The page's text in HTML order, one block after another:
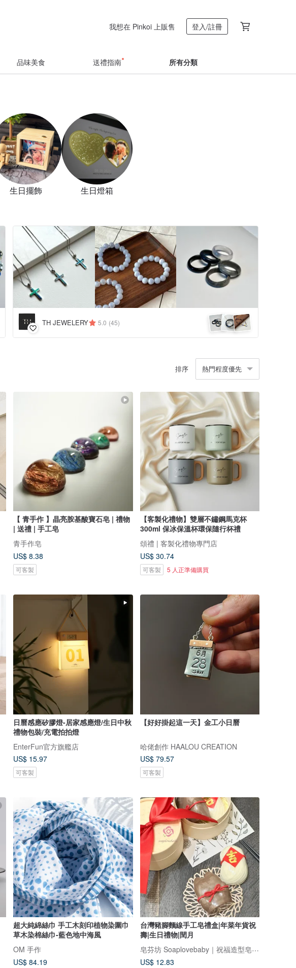
我想在 Pinkoi 上販售 登入/註冊
品味美食 送禮指南 所有分類
生日擺飾 生日燈箱
TH JEWELERY 5.0 (45)
排序 熱門程度優先
【 青手作 】晶亮胺基酸寶石皂 | 禮物
| 送禮 | 手工皂
青手作皂
US$ 8.38
可客製
【客製化禮物】雙層不鏽鋼馬克杯
300ml 保冰保溫杯環保隨行杯禮
頌禮 | 客製化禮物專門店
US$ 30.74
可客製 5 人正準備購買
日曆感應矽膠燈-居家感應燈/生日中秋
禮物包裝/充電拍拍燈
EnterFun官方旗艦店
US$ 15.97
可客製
【好好掛起這一天】金工小日曆
哈佬創作 HAALOU CREATION
US$ 79.57
可客製
超大純綿絲巾 手工木刻印植物染圍巾
草木染棉絲巾-藍色地中海風
OM 手作
US$ 84.19
台灣豬腳麵線手工皂禮盒|年菜年貨祝
壽|生日禮物|閏月
皂芬坊 Soaplovebaby｜祝福造型皂設計館
US$ 12.83